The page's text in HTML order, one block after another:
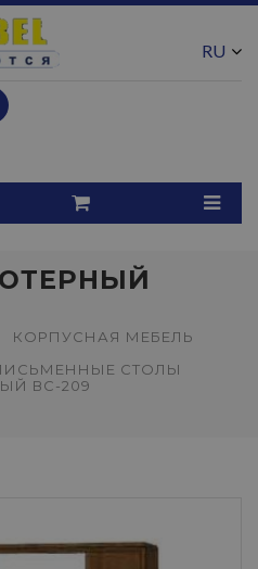
RU
КОРПУСНАЯ МЕБЕЛЬ
СТОЛЫ
ВС-209